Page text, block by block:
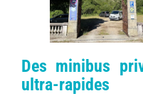
Des minibus
ultra-rapides